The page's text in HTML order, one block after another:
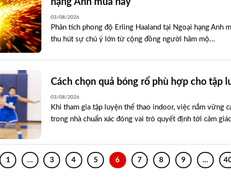
03/08/2026
Phân tích phong độ Erling Haaland tại Ngoại hạng Anh
thu hút sự chú ý lớn từ cộng đồng người hâm mộ...
Cách chọn quả bóng rổ phù hợp cho tập
03/08/2026
Khi tham gia tập luyện thể thao indoor, việc nắm vững
trong nhà chuẩn xác đóng vai trò quyết định tới cảm
1 … 3 4 5 6 7 8 9 …